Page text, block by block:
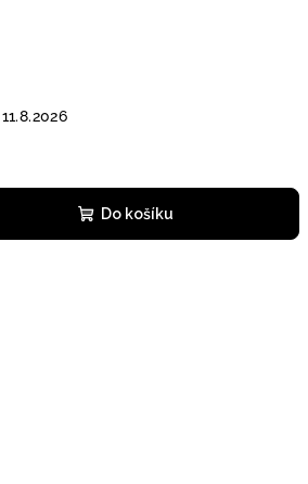
11.8.2026
Do košíku